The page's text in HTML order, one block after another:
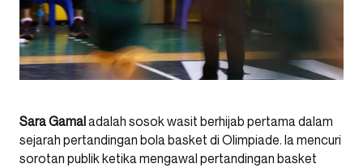
Sara Gamaladalah sosok wasit berhijab pertama dalam
sejarah pertandingan bola basket di Olimpiade. Ia mencuri
sorotan publik ketika mengawal pertandingan basket